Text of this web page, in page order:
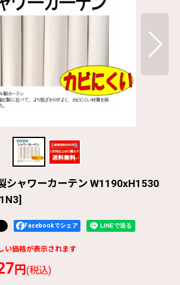
ャワーカーテン W1190xH1530
]
Facebookでシェア
円(税込)